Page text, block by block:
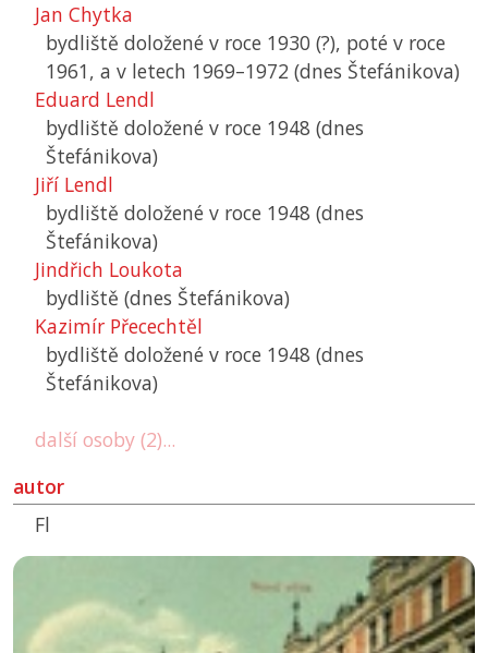
Jan Chytka
bydliště doložené v roce 1930 (?), poté v roce
1961, a v letech 1969–1972 (dnes Štefánikova)
Eduard Lendl
bydliště doložené v roce 1948 (dnes
Štefánikova)
Jiří Lendl
bydliště doložené v roce 1948 (dnes
Štefánikova)
Jindřich Loukota
bydliště (dnes Štefánikova)
Kazimír Přecechtěl
bydliště doložené v roce 1948 (dnes
Štefánikova)
další osoby (2)...
autor
Fl